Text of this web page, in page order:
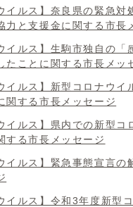
イルス】奈良県の緊急対
力と支援金に関する市長
イルス】生駒市独自の「
たことに関する市長メッ
イルス】新型コロナウイ
関する市長メッセージ
イルス】県内での新型コ
する市長メッセージ
イルス】緊急事態宣言の
イルス】令和3年度新型